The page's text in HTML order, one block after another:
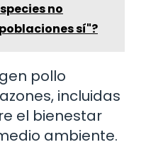
no
sí"?
pollo
incluidas
el bienestar
ambiente.